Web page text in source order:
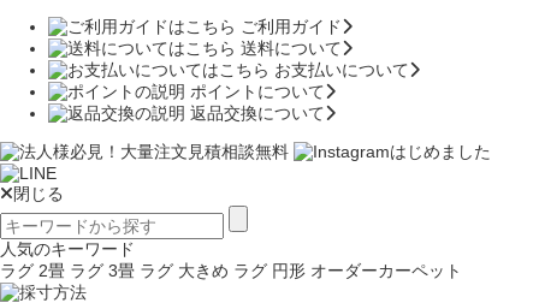
ご利用ガイド
送料について
お支払いについて
ポイントについて
返品交換について
閉じる
人気のキーワード
ラグ 2畳 ラグ 3畳 ラグ 大きめ ラグ 円形 オーダーカーペット